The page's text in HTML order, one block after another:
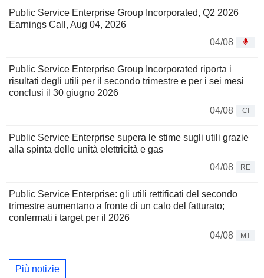
Public Service Enterprise Group Incorporated, Q2 2026
Earnings Call, Aug 04, 2026
04/08
Public Service Enterprise Group Incorporated riporta i
risultati degli utili per il secondo trimestre e per i sei mesi
conclusi il 30 giugno 2026
04/08
CI
Public Service Enterprise supera le stime sugli utili grazie
alla spinta delle unità elettricità e gas
04/08
RE
Public Service Enterprise: gli utili rettificati del secondo
trimestre aumentano a fronte di un calo del fatturato;
confermati i target per il 2026
04/08
MT
Più notizie